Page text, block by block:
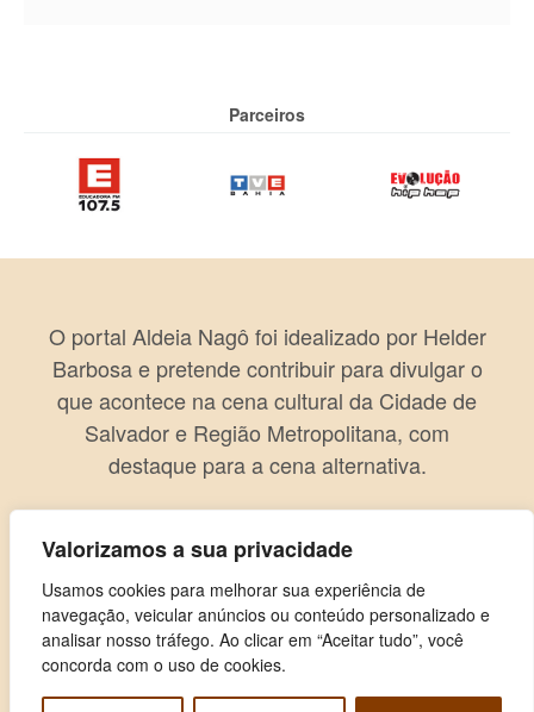
Valorizamos a sua privacidade
Usamos cookies para melhorar sua experiência de
navegação, veicular anúncios ou conteúdo personalizado e
analisar nosso tráfego. Ao clicar em “Aceitar tudo”, você
concorda com o uso de cookies.
Parceiros
O portal Aldeia Nagô foi idealizado por Helder
Barbosa e pretende contribuir para divulgar o
que acontece na cena cultural da Cidade de
Salvador e Região Metropolitana, com
destaque para a cena alternativa.